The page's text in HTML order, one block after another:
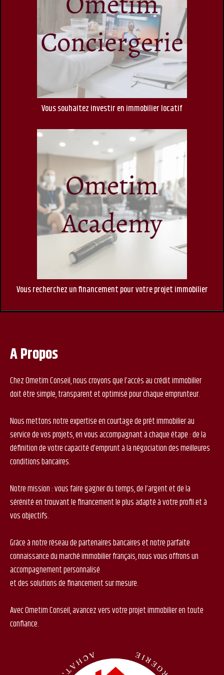
Vous souhaitez investir en immobilier locatif
Vous recherchez un financement pour votre projet immobilier
A Propos
Chez Ometim Conseil, nous croyons que l’accès au crédit immobilier
doit être simple, transparent et optimisé pour chaque emprunteur.
Nous mettons notre expertise en courtage de prêt immobilier au
service de vos projets, en vous accompagnant à chaque étape : de la
définition de votre capacité d’emprunt à la négociation des meilleures
conditions bancaires.
Notre mission : vous faire gagner du temps, de l’argent et de la
sérénité en trouvant le financement le plus adapté à votre profil et à
vos objectifs.
Grâce à notre réseau de partenaires bancaires et notre parfaite
connaissance du marché immobilier français, nous vous offrons un
accompagnement personnalisé
et des solutions de financement sur mesure.
Avec Ometim Conseil, avancez vers votre projet immobilier en toute
confiance.